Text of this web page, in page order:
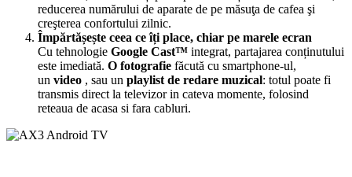
reducerea numărului de aparate de pe măsuţa de cafea şi
creşterea confortului zilnic.
Împărtășește ceea ce îți place, chiar pe marele ecran
Cu tehnologie Google Cast™ integrat, partajarea conținutului
este imediată. O fotografie făcută cu smartphone-ul,
un video , sau un playlist de redare muzical: totul poate fi
transmis direct la televizor in cateva momente, folosind
reteaua de acasa si fara cabluri.